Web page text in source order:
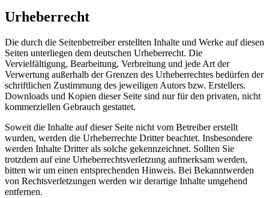
Urheberrecht
Die durch die Seitenbetreiber erstellten Inhalte und Werke auf diesen
Seiten unterliegen dem deutschen Urheberrecht. Die
Vervielfältigung, Bearbeitung, Verbreitung und jede Art der
Verwertung außerhalb der Grenzen des Urheberrechtes bedürfen der
schriftlichen Zustimmung des jeweiligen Autors bzw. Erstellers.
Downloads und Kopien dieser Seite sind nur für den privaten, nicht
kommerziellen Gebrauch gestattet.
Soweit die Inhalte auf dieser Seite nicht vom Betreiber erstellt
wurden, werden die Urheberrechte Dritter beachtet. Insbesondere
werden Inhalte Dritter als solche gekennzeichnet. Sollten Sie
trotzdem auf eine Urheberrechtsverletzung aufmerksam werden,
bitten wir um einen entsprechenden Hinweis. Bei Bekanntwerden
von Rechtsverletzungen werden wir derartige Inhalte umgehend
entfernen.